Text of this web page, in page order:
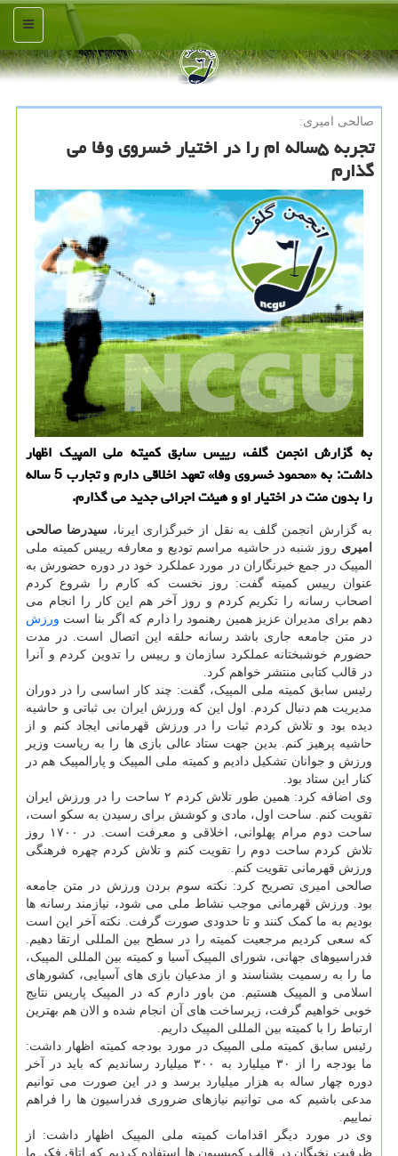
منو
صالحی امیری:
تجربه ۵ساله ام را در اختیار خسروی وفا می
گذارم
به گزارش انجمن گلف، رییس سابق کمیته ملی المپیک اظهار
داشت: به «محمود خسروی وفا» تعهد اخلاقی دارم و تجارب 5 ساله
را بدون منت در اختیار او و هیئت اجرائی جدید می گذارم.
به گزارش انجمن گلف به نقل از خبرگزاری ایرنا، سیدرضا صالحی
امیری روز شنبه در حاشیه مراسم تودیع و معارفه رییس کمیته ملی
المپیک در جمع خبرنگاران در مورد عملکرد خود در دوره حضورش به
عنوان رییس کمیته گفت: روز نخست که کارم را شروع کردم
اصحاب رسانه را تکریم کردم و روز آخر هم این کار را انجام می
دهم برای مدیران عزیز همین رهنمود را دارم که اگر بنا است ورزش
در متن جامعه جاری باشد رسانه حلقه این اتصال است. در مدت
حضورم خوشبختانه عملکرد سازمان و رییس را تدوین کردم و آنرا
در قالب کتابی منتشر خواهم کرد.
رئیس سابق کمیته ملی المپیک، گفت: چند کار اساسی را در دوران
مدیریت هم دنبال کردم. اول این که ورزش ایران بی ثباتی و حاشیه
دیده بود و تلاش کردم ثبات را در ورزش قهرمانی ایجاد کنم و از
حاشیه پرهیز کنم. بدین جهت ستاد عالی بازی ها را به ریاست وزیر
ورزش و جوانان تشکیل دادیم و کمیته ملی المپیک و پارالمپیک هم در
کنار این ستاد بود.
وی اضافه کرد: همین طور تلاش کردم ۲ ساحت را در ورزش ایران
تقویت کنم. ساحت اول، مادی و کوشش برای رسیدن به سکو است،
ساحت دوم مرام پهلوانی، اخلاقی و معرفت است. در ۱۷۰۰ روز
تلاش کردم ساحت دوم را تقویت کنم و تلاش کردم چهره فرهنگی
ورزش قهرمانی تقویت کنم.
صالحی امیری تصریح کرد: نکته سوم بردن ورزش در متن جامعه
بود. ورزش قهرمانی موجب نشاط ملی می شود، نیازمند رسانه ها
بودیم به ما کمک کنند و تا حدودی صورت گرفت. نکته آخر این است
که سعی کردیم مرجعیت کمیته را در سطح بین المللی ارتقا دهیم.
فدراسیوهای جهانی، شورای المپیک آسیا و کمیته بین المللی المپیک،
ما را به رسمیت بشناسند و از مدعیان بازی های آسیایی، کشورهای
اسلامی و المپیک هستیم. من باور دارم که در المپیک پاریس نتایج
خوبی خواهیم گرفت، زیرساخت های آن انجام شده و الان هم بهترین
ارتباط را با کمیته بین المللی المپیک داریم.
رئیس سابق کمیته ملی المپیک در مورد بودجه کمیته اظهار داشت:
ما بودجه را از ۳۰ میلیارد به ۳۰۰ میلیارد رساندیم که باید در آخر
دوره چهار ساله به هزار میلیارد برسد و در این صورت می توانیم
مدعی باشیم که می توانیم نیازهای ضروری فدراسیون ها را فراهم
نماییم.
وی در مورد دیگر اقدامات کمیته ملی المپیک اظهار داشت: از
ظرفیت نخبگان در قالب کمیسیون ها استفاده کردیم که اتاق فکر ما